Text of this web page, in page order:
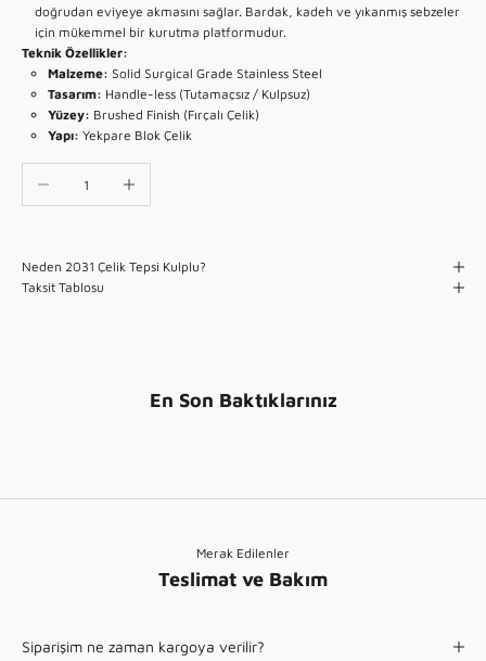
doğrudan eviyeye akmasını sağlar. Bardak, kadeh ve yıkanmış sebzeler
için mükemmel bir kurutma platformudur.
Teknik Özellikler:
Malzeme: Solid Surgical Grade Stainless Steel
Tasarım: Handle-less (Tutamaçsız / Kulpsuz)
Yüzey: Brushed Finish (Fırçalı Çelik)
Yapı: Yekpare Blok Çelik
Neden 2031 Çelik Tepsi Kulplu?
Taksit Tablosu
En Son Baktıklarınız
Merak Edilenler
Teslimat ve Bakım
Siparişim ne zaman kargoya verilir?